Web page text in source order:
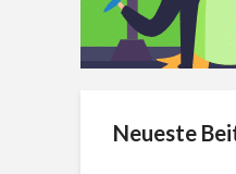
Neueste